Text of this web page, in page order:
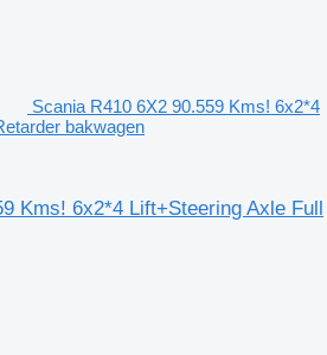
Scania R410 6X2 90.559 Kms! 6x2*4
bakwagen
Kms! 6x2*4 Lift+Steering Axle Full